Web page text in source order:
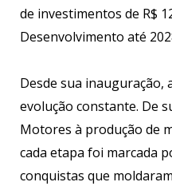
de investimentos de R$
Desenvolvimento até
Desde sua inauguração,
evolução constante. De
Motores à produção de
cada etapa foi marcada
conquistas que